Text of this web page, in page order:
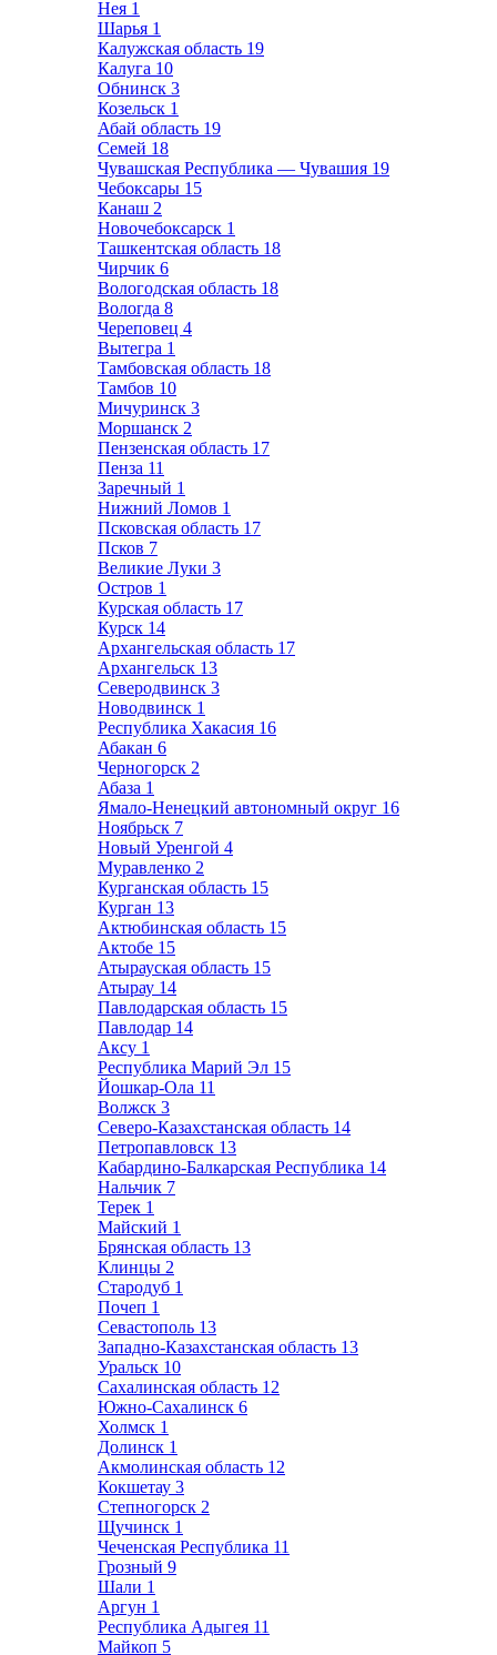
Нея 1
Шарья 1
Калужская область 19
Калуга 10
Обнинск 3
Козельск 1
Абай область 19
Семей 18
Чувашская Республика — Чувашия 19
Чебоксары 15
Канаш 2
Новочебоксарск 1
Ташкентская область 18
Чирчик 6
Вологодская область 18
Вологда 8
Череповец 4
Вытегра 1
Тамбовская область 18
Тамбов 10
Мичуринск 3
Моршанск 2
Пензенская область 17
Пенза 11
Заречный 1
Нижний Ломов 1
Псковская область 17
Псков 7
Великие Луки 3
Остров 1
Курская область 17
Курск 14
Архангельская область 17
Архангельск 13
Северодвинск 3
Новодвинск 1
Республика Хакасия 16
Абакан 6
Черногорск 2
Абаза 1
Ямало-Ненецкий автономный округ 16
Ноябрьск 7
Новый Уренгой 4
Муравленко 2
Курганская область 15
Курган 13
Актюбинская область 15
Актобе 15
Атырауская область 15
Атырау 14
Павлодарская область 15
Павлодар 14
Аксу 1
Республика Марий Эл 15
Йошкар-Ола 11
Волжск 3
Северо-Казахстанская область 14
Петропавловск 13
Кабардино-Балкарская Республика 14
Нальчик 7
Терек 1
Майский 1
Брянская область 13
Клинцы 2
Стародуб 1
Почеп 1
Севастополь 13
Западно-Казахстанская область 13
Уральск 10
Сахалинская область 12
Южно-Сахалинск 6
Холмск 1
Долинск 1
Акмолинская область 12
Кокшетау 3
Степногорск 2
Щучинск 1
Чеченская Республика 11
Грозный 9
Шали 1
Аргун 1
Республика Адыгея 11
Майкоп 5